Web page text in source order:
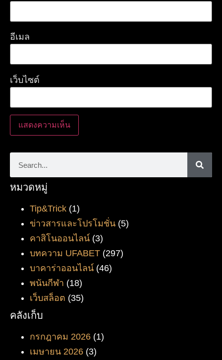
อีเมล
เว็บไซต์
หมวดหมู่
Tip&Trick (1)
ข่าวสารและโปรโมชั่น (5)
คาสิโนออนไลน์ (3)
บทความ UFABET (297)
บาคาร่าออนไลน์ (46)
พนันกีฬา (18)
เว็บสล็อต (35)
คลังเก็บ
กรกฎาคม 2026 (1)
เมษายน 2026 (3)